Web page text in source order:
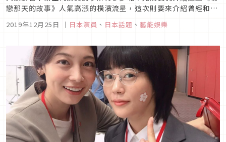
戀那天的故事》人氣高漲的橫濱流星，這次則要來介紹曾經和他
期待的新星！杉野遙亮介紹圖片來源杉野遙亮出生於1995年，
阪桃李、菅...
2019年12月25日 ｜ 日本演員 、 日本話題 、 藝能娛樂